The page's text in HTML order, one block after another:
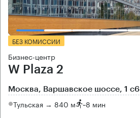
БЕЗ КОМИССИИ
Бизнес-центр
W Plaza 2
Москва, Варшавское шоссе, 1 с6
Тульская → 840 м ~8 мин